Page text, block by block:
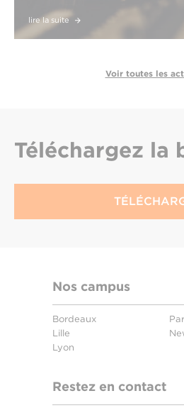
lire la suite
Voir toutes les
Téléchargez la
Nos campus
Bordeaux
Lille
Lyon
Restez en contact